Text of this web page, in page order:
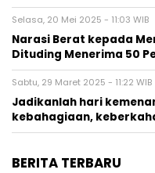
Selasa, 20 Mei 2025 - 11:03 WIB
Narasi Berat kepada
Dituding Menerima 50
Sabtu, 29 Maret 2025 - 11:22 WIB
Jadikanlah hari
kebahagiaan,
BERITA TERBARU